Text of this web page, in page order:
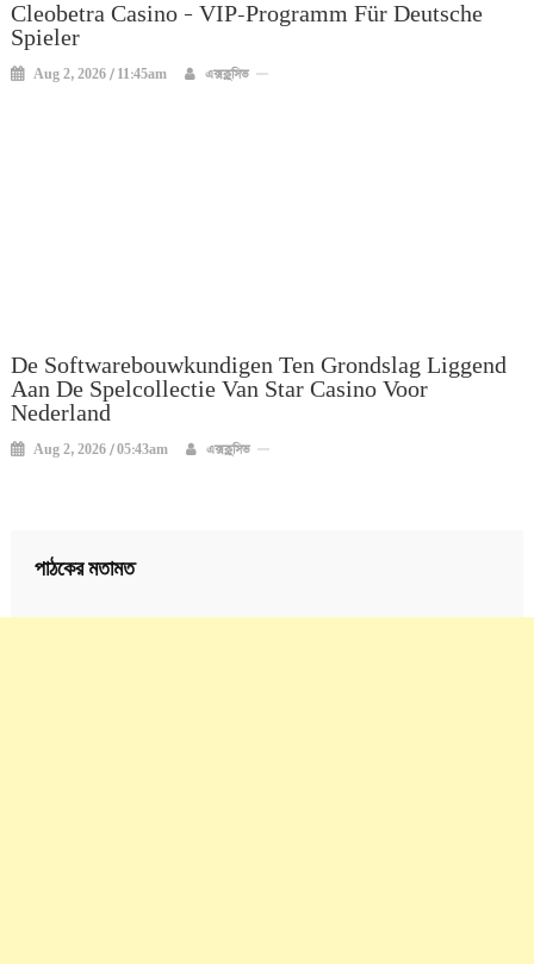
Cleobetra Casino – VIP-Programm Für Deutsche
Spieler
Aug 2, 2026 / 11:45am এক্সক্লুসিভ
De Softwarebouwkundigen Ten Grondslag Liggend
Aan De Spelcollectie Van Star Casino Voor
Nederland
Aug 2, 2026 / 05:43am এক্সক্লুসিভ
পাঠকের মতামত